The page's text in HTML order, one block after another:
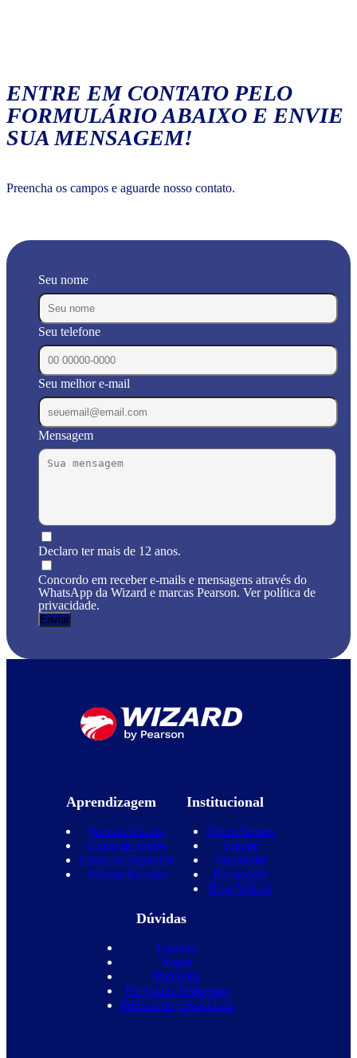
ENTRE EM CONTATO PELO
FORMULÁRIO ABAIXO E ENVIE
SUA MENSAGEM!
Preencha os campos e aguarde nosso contato.
Seu nome
Seu telefone
Seu melhor e-mail
Mensagem
Declaro ter mais de 12 anos.
Concordo em receber e-mails e mensagens através do
WhatsApp da Wizard e marcas Pearson. Ver política de
privacidade.
Aprendizagem
Nossos Cursos
Curso de Inglês
Curso de Espanhol
Nossas Escolas
Institucional
Quem Somos
Equipe
Novidades
Promoções
Blog Wizard
Dúvidas
Contato
Vagas
Parcerias
Perguntas frequentes
Política de privacidade